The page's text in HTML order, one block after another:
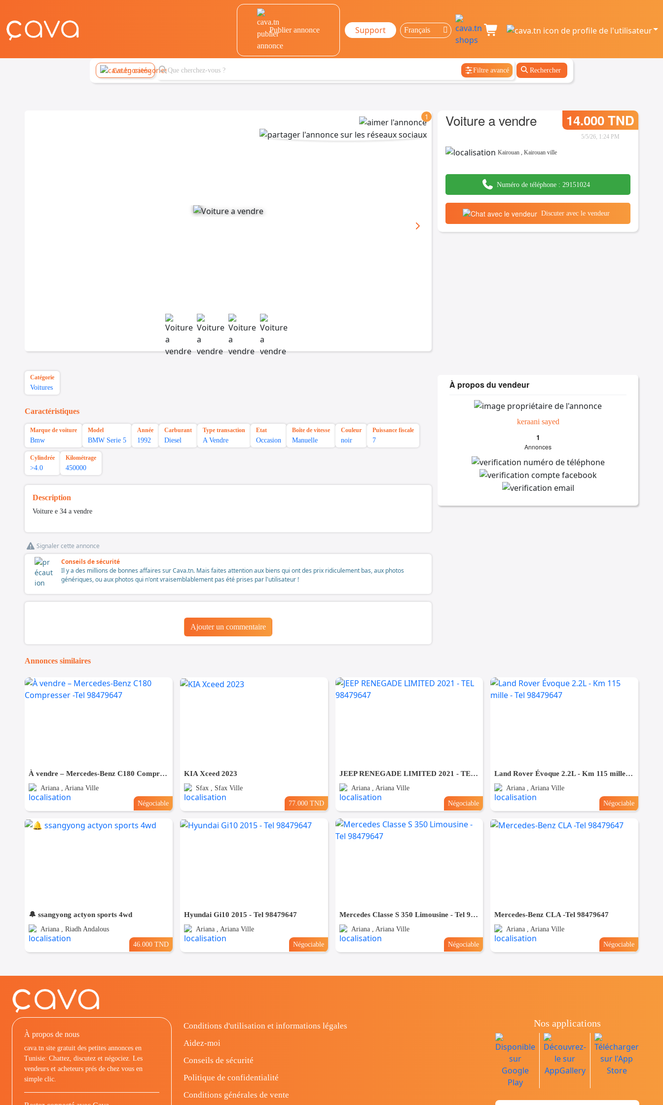
Publier annonce Support
Catégories Filtre avancé Rechercher
1 Voiture a vendre 14.000 TND
5/5/26, 1:24 PM
Kairouan ,Kairouan ville
Numéro de téléphone : 29151024
Discuter avec le vendeur
Catégorie
Voitures
Caractéristiques
Marque de voiture
Bmw
Model
BMW Serie 5
Année
1992
Carburant
Diesel
Type transaction
A Vendre
Etat
Occasion
Boîte de vitesse
Manuelle
Couleur
noir
Puissance fiscale
7
Cylindrée
>4.0
Kilométrage
450000
Description
Voiture e 34 a vendre
Signaler cette annonce
Conseils de sécurité
Il y a des millions de bonnes affaires sur Cava.tn. Mais faites attention aux biens qui ont des prix ridiculement bas, aux photos
génériques, ou aux photos qui n'ont vraisemblablement pas été prises par l'utilisateur !
Ajouter un commentaire
À propos du vendeur
keraani sayed
1
Annonces
Annonces similaires
À vendre – Mercedes-Benz C180 Compresser -Tel 98479647
Ariana , Ariana Ville
Négociable
KIA Xceed 2023
Sfax , Sfax Ville
77.000 TND
JEEP RENEGADE LIMITED 2021 - TEL 98479647
Ariana , Ariana Ville
Négociable
Land Rover Évoque 2.2L - Km 115 mille - Tel 98479647
Ariana , Ariana Ville
Négociable
🔔 ssangyong actyon sports 4wd
Ariana , Riadh Andalous
46.000 TND
Hyundai Gi10 2015 - Tel 98479647
Ariana , Ariana Ville
Négociable
Mercedes Classe S 350 Limousine - Tel 98479647
Ariana , Ariana Ville
Négociable
Mercedes-Benz CLA -Tel 98479647
Ariana , Ariana Ville
Négociable
À propos de nous
cava.tn site gratuit des petites annonces en
Tunisie: Chattez, discutez et négociez. Les
vendeurs et acheteurs prés de chez vous en
simple clic.
Conditions d'utilisation et informations légales
Aidez-moi
Conseils de sécurité
Politique de confidentialité
Conditions générales de vente
Nos applications